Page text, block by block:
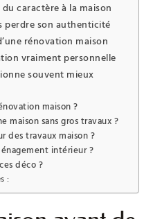
caractère à la maison
perdre son authenticité
rénovation maison
vraiment personnelle
souvent mieux
maison ?
maison sans gros travaux ?
des travaux maison ?
intérieur ?
déco ?
: